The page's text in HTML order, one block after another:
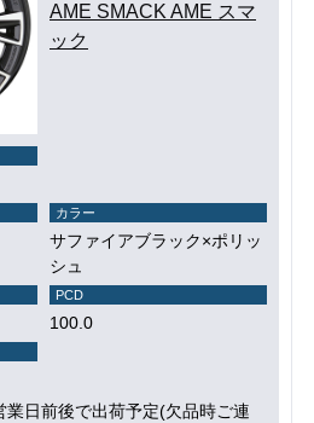
AME SMACK AME スマ
ック
カラー
サファイアブラック×ポリッ
シュ
PCD
100.0
業日前後で出荷予定(欠品時ご連